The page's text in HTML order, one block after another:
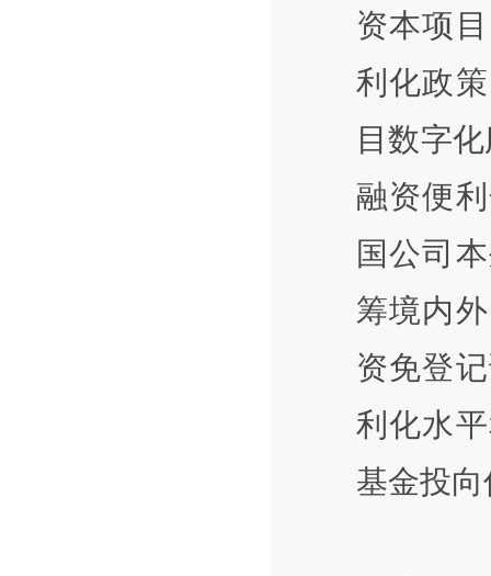
资本项
利化政
目数字
融资便
国公司
筹境内
资免登
利化水
基金投